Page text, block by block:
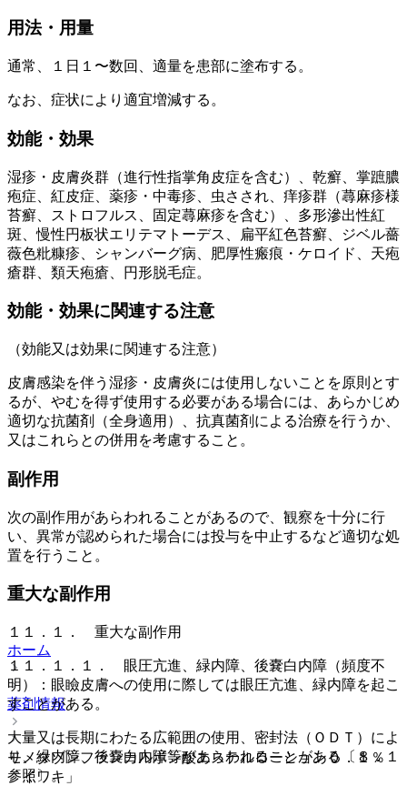
用法・用量
通常、１日１〜数回、適量を患部に塗布する。
なお、症状により適宜増減する。
効能・効果
湿疹・皮膚炎群（進行性指掌角皮症を含む）、乾癬、掌蹠膿
疱症、紅皮症、薬疹・中毒疹、虫さされ、痒疹群（蕁麻疹様
苔癬、ストロフルス、固定蕁麻疹を含む）、多形滲出性紅
斑、慢性円板状エリテマトーデス、扁平紅色苔癬、ジベル薔
薇色粃糠疹、シャンバーグ病、肥厚性瘢痕・ケロイド、天疱
瘡群、類天疱瘡、円形脱毛症。
効能・効果に関連する注意
（効能又は効果に関連する注意）
皮膚感染を伴う湿疹・皮膚炎には使用しないことを原則とす
るが、やむを得ず使用する必要がある場合には、あらかじめ
適切な抗菌剤（全身適用）、抗真菌剤による治療を行うか、
又はこれらとの併用を考慮すること。
副作用
次の副作用があらわれることがあるので、観察を十分に行
い、異常が認められた場合には投与を中止するなど適切な処
置を行うこと。
重大な副作用
１１．１． 重大な副作用
１１．１．１． 眼圧亢進、緑内障、後嚢白内障（頻度不
明）：眼瞼皮膚への使用に際しては眼圧亢進、緑内障を起こ
すことがある。
大量又は長期にわたる広範囲の使用、密封法（ＯＤＴ）によ
り、緑内障、後嚢白内障等があらわれることがある〔８．１
参照〕。
ホーム
薬剤情報
モメタゾンフランカルボン酸エステルローション０．１％
「イワキ」